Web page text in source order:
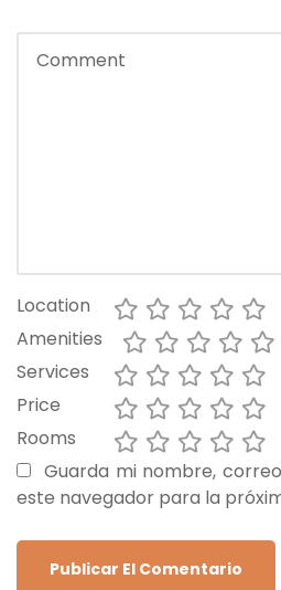
Location
Amenities
Services
Price
Rooms
Guarda mi nombre,
este navegador para la